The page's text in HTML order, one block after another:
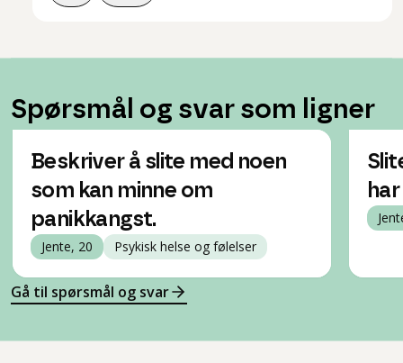
Spørsmål og svar som ligner
Beskriver å slite med noen
som kan minne om
panikkangst.
Jente, 20 Psykisk helse og følelser
Gå til spørsmål og svar